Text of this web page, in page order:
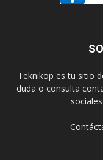
Teknikop es tu sitio
duda o consulta